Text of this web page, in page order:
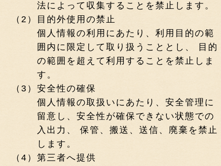
法によって収集することを禁止します。
（2）
目的外使用の禁止
個人情報の利用にあたり、利用目的の範
囲内に限定して取り扱うこととし、 目的
の範囲を超えて利用することを禁止しま
す。
（3）安全性の確保
個人情報の取扱いにあたり、安全管理に
留意し、安全性が確保できない状態での
入出力、 保管、搬送、送信、廃棄を禁止
します。
（4）第三者へ提供